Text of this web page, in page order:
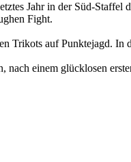
Jahr in der Süd-Staffel
Fight.
Trikots auf Punktejagd.
einem glücklosen